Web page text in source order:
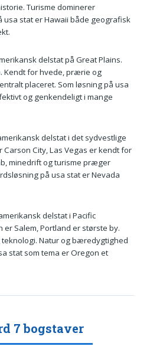
Turisme dominerer
usa stat er Hawaii både geografisk
delstat på Great Plains.
Kendt for hvede, prærie og
placeret. Som løsning på usa
og genkendeligt i mange
delstat i det sydvestlige
City, Las Vegas er kendt for
minedrift og turisme præger
på usa stat er Nevada
delstat i Pacific
Salem, Portland er største by.
Natur og bæredygtighed
stat som tema er Oregon et
7 bogstaver